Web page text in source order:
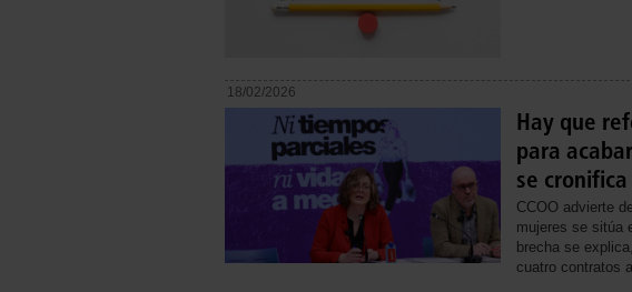
18/02/2026
Hay que
para
se cronifica
CCOO advierte
mujeres se sitúa
brecha se
cuatro contratos